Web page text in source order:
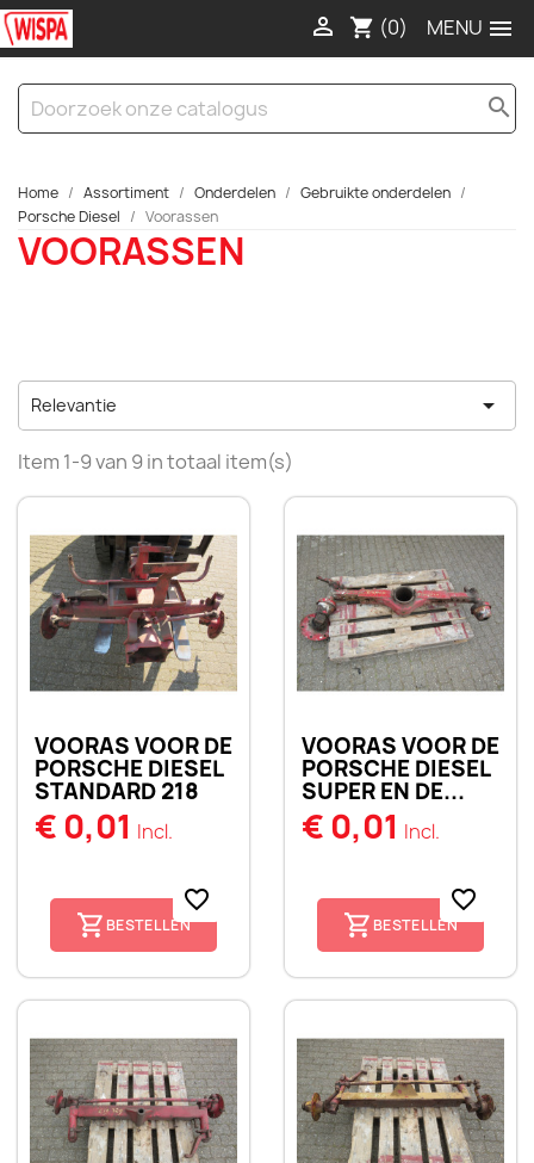

shopping_cart (0)

search
Home Assortiment Onderdelen
Gebruikte onderdelen
Porsche Diesel
Voorassen
VOORASSEN
Relevantie 
Item 1-9 van 9 in totaal item(s)
VOORAS VOOR DE
PORSCHE DIESEL
STANDARD 218
€ 0,01 Incl.
BESTELLEN
favorite_border
VOORAS VOOR DE
PORSCHE DIESEL
SUPER EN DE...
€ 0,01 Incl.
BESTELLEN
favorite_border